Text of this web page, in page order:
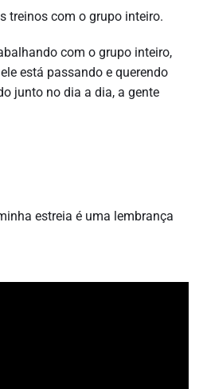
treinos com o grupo inteiro.
com o grupo inteiro,
está passando e querendo
junto no dia a dia, a gente
estreia é uma lembrança